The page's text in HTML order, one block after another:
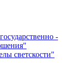
-
светскости"